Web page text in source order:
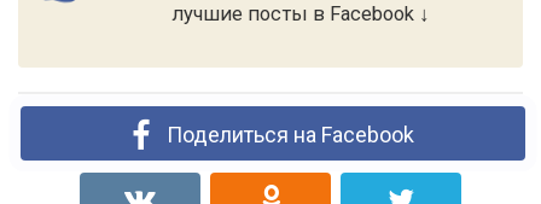
лучшие посты в Facebook ↓
Поделиться на Facebook